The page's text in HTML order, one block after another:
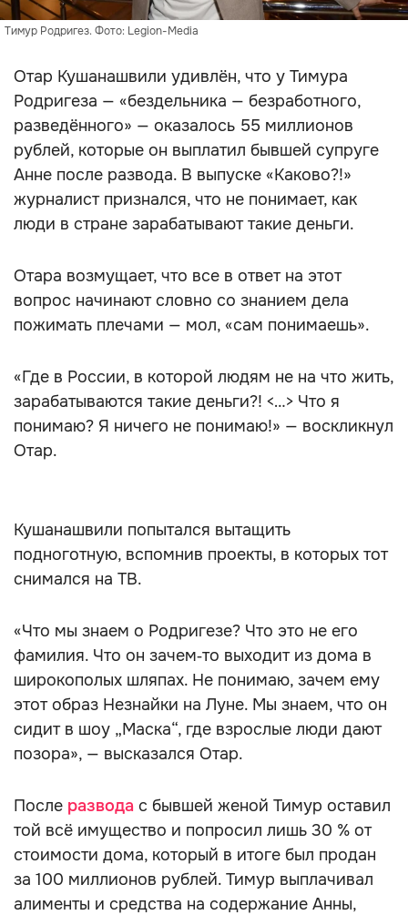
Тимур Родригез. Фото: Legion-Media
Отар Кушанашвили удивлён, что у Тимура
Родригеза — «бездельника — безработного,
разведённого» — оказалось 55 миллионов
рублей, которые он выплатил бывшей супруге
Анне после развода. В выпуске «Каково?!»
журналист признался, что не понимает, как
люди в стране зарабатывают такие деньги.
Отара возмущает, что все в ответ на этот
вопрос начинают словно со знанием дела
пожимать плечами — мол, «сам понимаешь».
«Где в России, в которой людям не на что жить,
зарабатываются такие деньги?! <…> Что я
понимаю? Я ничего не понимаю!» — воскликнул
Отар.
Кушанашвили попытался вытащить
подноготную, вспомнив проекты, в которых тот
снимался на ТВ.
«Что мы знаем о Родригезе? Что это не его
фамилия. Что он зачем‑то выходит из дома в
широкополых шляпах. Не понимаю, зачем ему
этот образ Незнайки на Луне. Мы знаем, что он
сидит в шоу „Маска“, где взрослые люди дают
позора», — высказался Отар.
После развода с бывшей женой Тимур оставил
той всё имущество и попросил лишь 30 % от
стоимости дома, который в итоге был продан
за 100 миллионов рублей. Тимур выплачивал
алименты и средства на содержание Анны,